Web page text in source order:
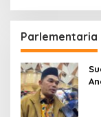
Parlementaria